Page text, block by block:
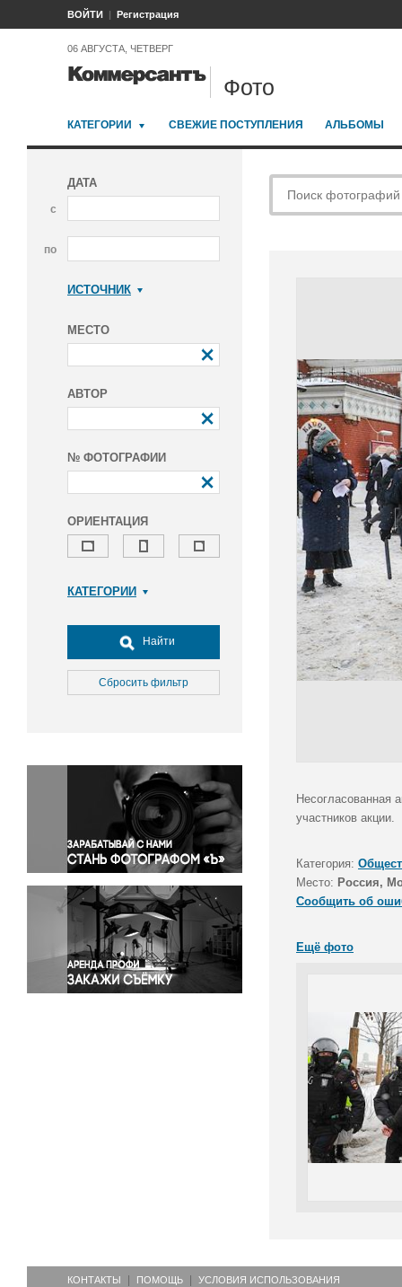
ВОЙТИ Регистрация
06 АВГУСТА, ЧЕТВЕРГ
Фото
КАТЕГОРИИ СВЕЖИЕ ПОСТУПЛЕНИЯ АЛЬБОМЫ
ДАТА
с
по
ИСТОЧНИК
МЕСТО
АВТОР
№ ФОТОГРАФИИ
ОРИЕНТАЦИЯ
КАТЕГОРИИ
Досуг, туризм и отдых
Культура
Медицина
Окружающая среда
Политика
Правосудие
Происшествия и конфликты
Религия
Светская жизнь
Спорт
Экология
Экономика и бизнес
Найти
Сбросить фильтр
Несогласованная
участников акции.
Категория:
Место: Россия,
Сообщить об
Ещё фото
КОНТАКТЫ ПОМОЩЬ УСЛОВИЯ ИСПОЛЬЗОВАНИЯ